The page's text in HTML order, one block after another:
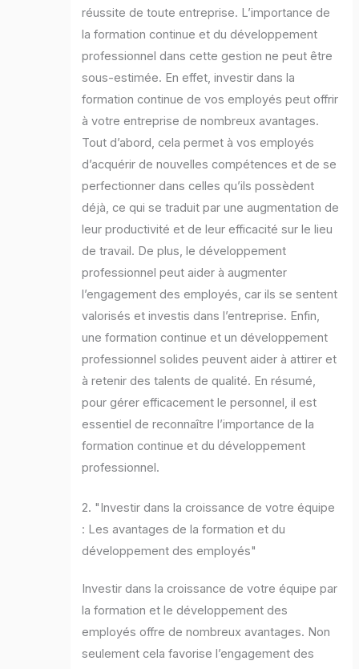
réussite de toute entreprise. L’importance de
la formation continue et du développement
professionnel dans cette gestion ne peut être
sous-estimée. En effet, investir dans la
formation continue de vos employés peut offrir
à votre entreprise de nombreux avantages.
Tout d’abord, cela permet à vos employés
d’acquérir de nouvelles compétences et de se
perfectionner dans celles qu’ils possèdent
déjà, ce qui se traduit par une augmentation de
leur productivité et de leur efficacité sur le lieu
de travail. De plus, le développement
professionnel peut aider à augmenter
l’engagement des employés, car ils se sentent
valorisés et investis dans l’entreprise. Enfin,
une formation continue et un développement
professionnel solides peuvent aider à attirer et
à retenir des talents de qualité. En résumé,
pour gérer efficacement le personnel, il est
essentiel de reconnaître l’importance de la
formation continue et du développement
professionnel.
2. "Investir dans la croissance de votre équipe
: Les avantages de la formation et du
développement des employés"
Investir dans la croissance de votre équipe par
la formation et le développement des
employés offre de nombreux avantages. Non
seulement cela favorise l’engagement des